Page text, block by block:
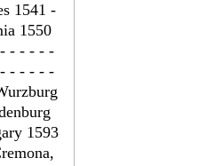
1541 -
1550
- - - - -
- - - - -
1593